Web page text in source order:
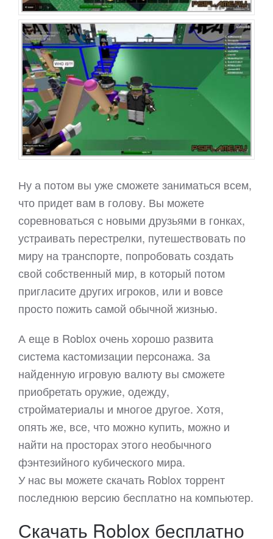
Ну а потом вы уже сможете заниматься всем,
что придет вам в голову. Вы можете
соревноваться с новыми друзьями в гонках,
устраивать перестрелки, путешествовать по
миру на транспорте, попробовать создать
свой собственный мир, в который потом
пригласите других игроков, или и вовсе
просто пожить самой обычной жизнью.
А еще в Roblox очень хорошо развита
система кастомизации персонажа. За
найденную игровую валюту вы сможете
приобретать оружие, одежду,
стройматериалы и многое другое. Хотя,
опять же, все, что можно купить, можно и
найти на просторах этого необычного
фэнтезийного кубического мира.
У нас вы можете скачать Roblox торрент
последнюю версию бесплатно на компьютер.
Скачать Roblox бесплатно